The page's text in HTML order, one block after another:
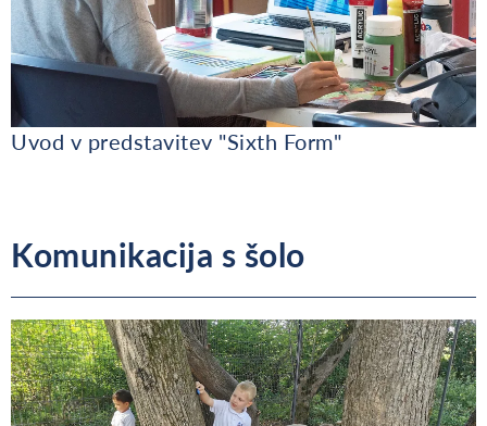
Uvod v predstavitev "Sixth Form"
Komunikacija s šolo